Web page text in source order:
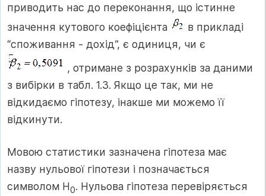
приводить нас до переконання, що істинне
значення кутового коефіцієнта
в прикладі
“споживання - дохід”, є одиниця, чи є
, отримане з розрахунків за даними
з вибірки в табл. 1.3. Якщо це так, ми не
відкидаємо гіпотезу, інакше ми можемо її
відкинути.
Мовою статистики зазначена гіпотеза має
назву нульової гіпотези і позначається
символом Н0. Нульова гіпотеза перевіряється